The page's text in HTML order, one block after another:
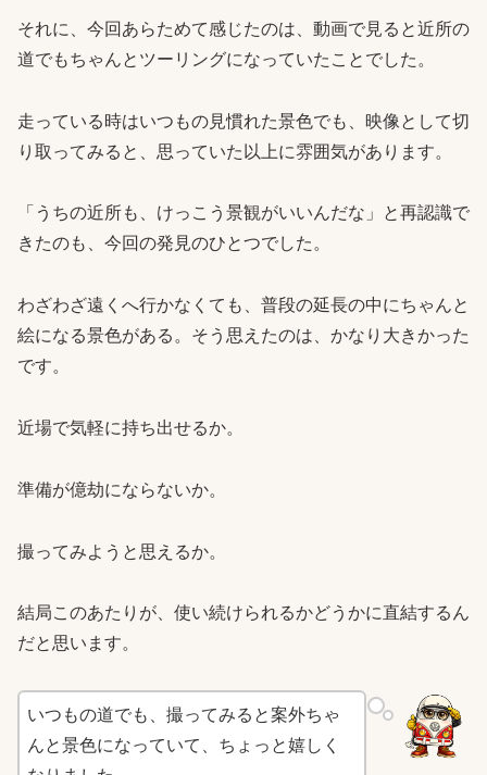
それに、今回あらためて感じたのは、動画で見ると近所の
道でもちゃんとツーリングになっていたことでした。
走っている時はいつもの見慣れた景色でも、映像として切
り取ってみると、思っていた以上に雰囲気があります。
「うちの近所も、けっこう景観がいいんだな」と再認識で
きたのも、今回の発見のひとつでした。
わざわざ遠くへ行かなくても、普段の延長の中にちゃんと
絵になる景色がある。そう思えたのは、かなり大きかった
です。
近場で気軽に持ち出せるか。
準備が億劫にならないか。
撮ってみようと思えるか。
結局このあたりが、使い続けられるかどうかに直結するん
だと思います。
いつもの道でも、撮ってみると案外ちゃ
んと景色になっていて、ちょっと嬉しく